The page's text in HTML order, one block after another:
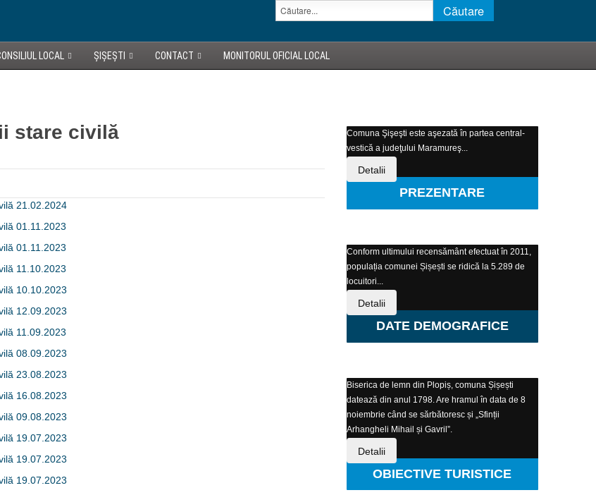
LOCAL ȘIȘEȘTI CONTACT MONITORUL OFICIAL LOCAL
stare civilă
21.02.2024
01.11.2023
01.11.2023
11.10.2023
10.10.2023
12.09.2023
11.09.2023
08.09.2023
23.08.2023
16.08.2023
09.08.2023
19.07.2023
19.07.2023
19.07.2023
Comuna Şişeşti este aşezată în partea central-
vestică a judeţului Maramureş...
Detalii
PREZENTARE
Conform ultimului recensământ efectuat în 2011,
populația comunei Șișești se ridică la 5.289 de
locuitori...
Detalii
DATE DEMOGRAFICE
Biserica de lemn din Plopiș, comuna Șișești
datează din anul 1798. Are hramul în data de 8
noiembrie când se sărbătoresc și „Sfinții
Arhangheli Mihail și Gavril”.
Detalii
OBIECTIVE TURISTICE